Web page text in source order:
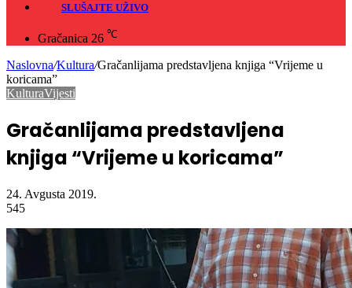
SLUŠAJTE UŽIVO
Gračanica 26 ℃
Naslovna/Kultura/Gračanlijama predstavljena knjiga “Vrijeme u
koricama”
KulturaVijesti
Gračanlijama predstavljena
knjiga “Vrijeme u koricama”
24. Avgusta 2019.
545